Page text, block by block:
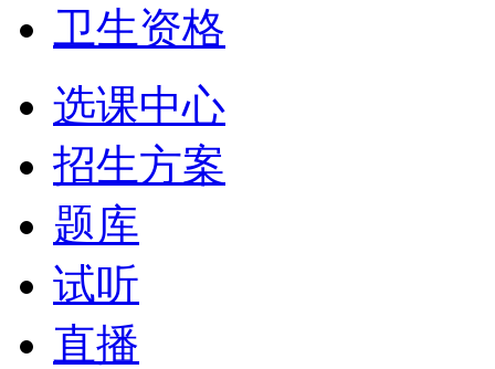
卫生资格
选课中心
招生方案
题库
试听
直播